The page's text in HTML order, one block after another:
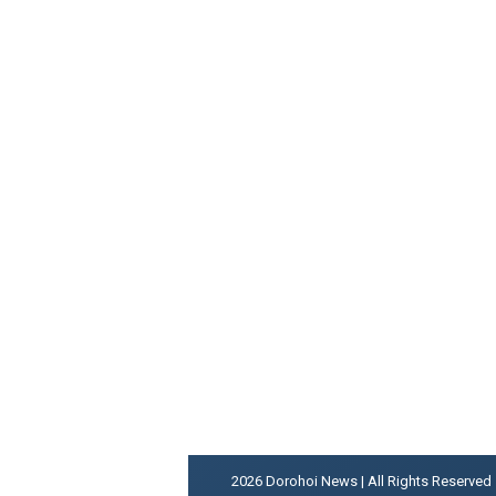
2026 Dorohoi News | All Rights Reserved